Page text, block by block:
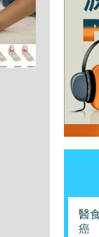
醫
癌